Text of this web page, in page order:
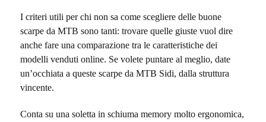
I criteri utili per chi non sa come scegliere delle buone
scarpe da MTB sono tanti: trovare quelle giuste vuol dire
anche fare una comparazione tra le caratteristiche dei
modelli venduti online. Se volete puntare al meglio, date
un’occhiata a queste scarpe da MTB Sidi, dalla struttura
vincente.
Conta su una soletta in schiuma memory molto ergonomica,